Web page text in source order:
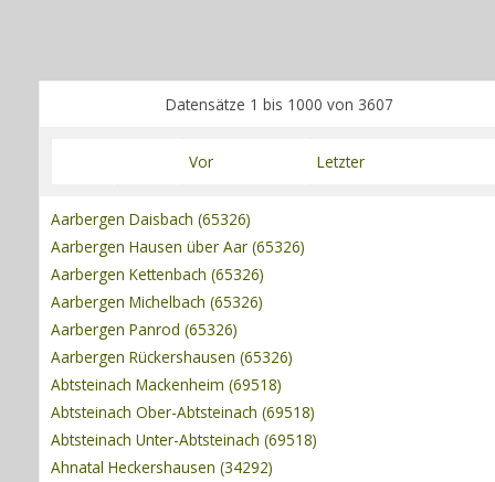
Datensätze 1 bis 1000 von 3607
Vor Letzter
Aarbergen Daisbach (65326)
Aarbergen Hausen über Aar (65326)
Aarbergen Kettenbach (65326)
Aarbergen Michelbach (65326)
Aarbergen Panrod (65326)
Aarbergen Rückershausen (65326)
Abtsteinach Mackenheim (69518)
Abtsteinach Ober-Abtsteinach (69518)
Abtsteinach Unter-Abtsteinach (69518)
Ahnatal Heckershausen (34292)